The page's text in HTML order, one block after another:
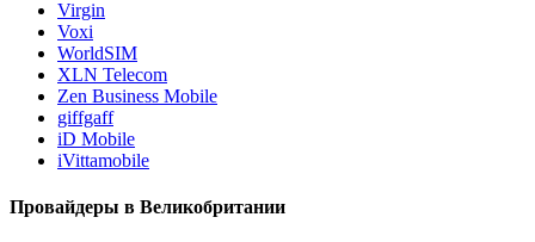
Virgin
Voxi
WorldSIM
XLN Telecom
Zen Business Mobile
giffgaff
iD Mobile
iVittamobile
Провайдеры в Великобритании